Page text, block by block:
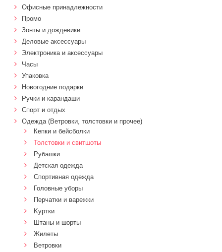
Офисные принадлежности
Промо
Зонты и дождевики
Деловые аксессуары
Электроника и аксессуары
Часы
Упаковка
Новогодние подарки
Ручки и карандаши
Спорт и отдых
Одежда (Ветровки, толстовки и прочее)
Кепки и бейсболки
Толстовки и свитшоты
Рубашки
Детская одежда
Спортивная одежда
Головные уборы
Перчатки и варежки
Kуртки
Штаны и шорты
Жилеты
Ветровки